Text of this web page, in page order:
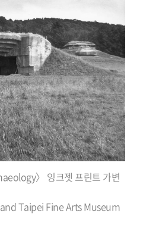
〉 잉크젯 프린트 가변
Taipei Fine Arts Museum